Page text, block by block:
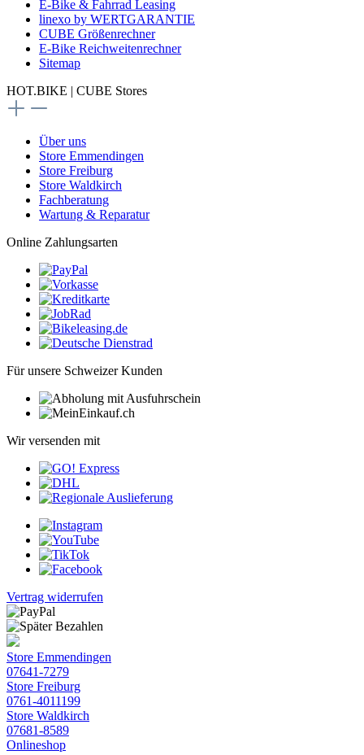
E-Bike & Fahrrad Leasing
linexo by WERTGARANTIE
CUBE Größenrechner
E-Bike Reichweitenrechner
Sitemap
HOT.BIKE | CUBE Stores
Über uns
Store Emmendingen
Store Freiburg
Store Waldkirch
Fachberatung
Wartung & Reparatur
Online Zahlungsarten
Für unsere Schweizer Kunden
Wir versenden mit
Vertrag widerrufen
Store Emmendingen
07641-7279
Store Freiburg
0761-4011199
Store Waldkirch
07681-8589
Onlineshop